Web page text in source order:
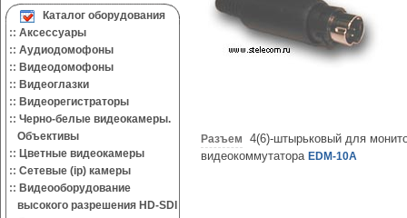
Каталог оборудования
:: Аксессуары
:: Аудиодомофоны
:: Видеодомофоны
:: Видеоглазки
:: Видеорегистраторы
:: Черно-белые видеокамеры.
Объективы
:: Цветные видеокамеры
:: Сетевые (ip) камеры
:: Видеооборудование
высокого разрешения HD-SDI
Разъем
4(6)-штырьковый для
видеокоммутатора EDM-10A